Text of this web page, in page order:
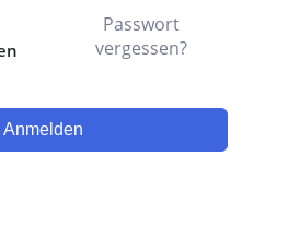
Passwort
vergessen?
Anmelden